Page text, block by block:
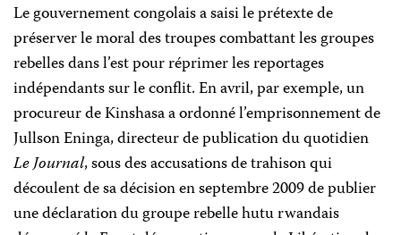
Le gouvernement congolais a saisi le prétexte de
préserver le moral des troupes combattant les groupes
rebelles dans l’est pour réprimer les reportages
indépendants sur le conflit. En avril, par exemple, un
procureur de Kinshasa a ordonné l’emprisonnement de
Jullson Eninga, directeur de publication du quotidien
Le Journal, sous des accusations de trahison qui
découlent de sa décision en septembre 2009 de publier
une déclaration du groupe rebelle hutu rwandais